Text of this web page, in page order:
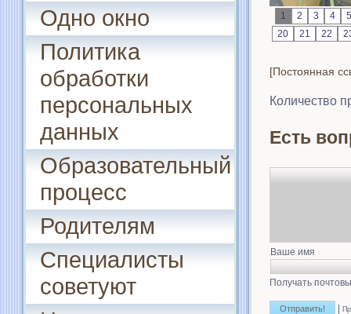
Одно окно
Политика
обработки
персональных
данных
Образовательный
процесс
Родителям
Специалисты
советуют
1 2 3 4
5
20
21 22
[Постоянная
Количество
Есть
Ваше имя
Получать